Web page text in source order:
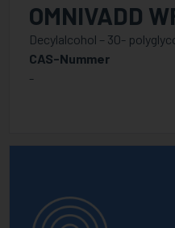
OMNIVADD
Decylalcohol – 30-
CAS-Nummer
-